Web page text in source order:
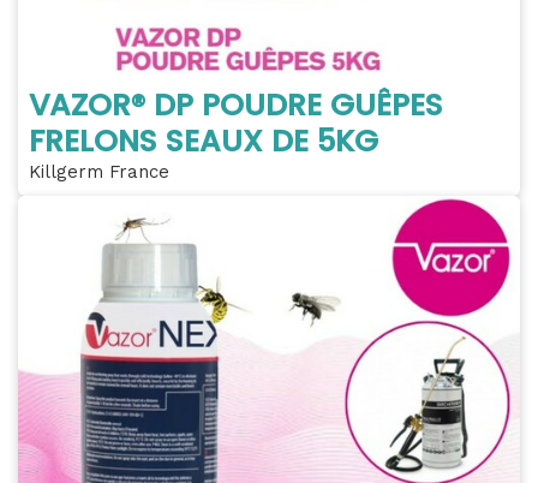
VAZOR® DP POUDRE GUÊPES
FRELONS SEAUX DE 5KG
Killgerm France